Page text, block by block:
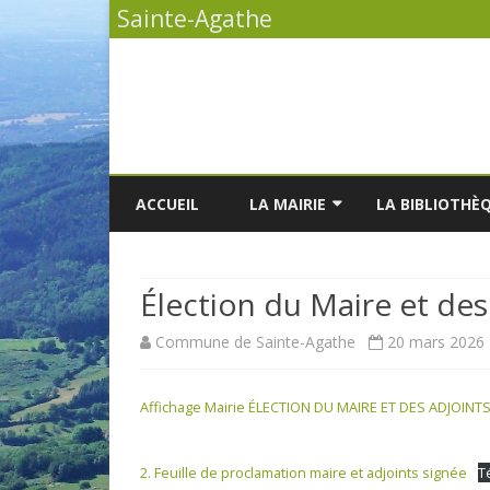
Sainte-Agathe
ACCUEIL LA MAIRIE
LA LISTE DES DÉLIBÉRATIONS
LES PROCÈS-VERBAUX DU
LES ÉLUS
LA
Élection du Maire et
Commune de Sainte-Agathe 20 mars 2026
Affichage Mairie ÉLECTION DU MAIRE ET DES ADJOINTS
2. Feuille de proclamation maire et adjoints signée